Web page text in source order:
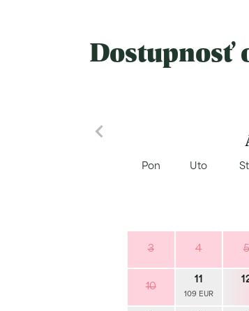
Dostupnosť
Pon Uto
3 4 5
10
11
109 EUR